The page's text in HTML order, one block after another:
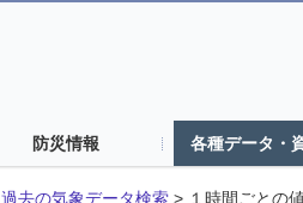
防災情報 各種データ・
過去の気象データ検索 > １時間ごとの